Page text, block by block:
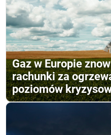
Gaz w Europie
rachunki za
poziomów